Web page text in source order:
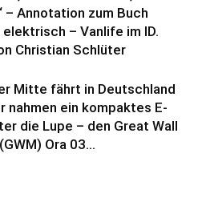
– Annotation zum Buch
elektrisch – Vanlife im ID.
Christian Schlüter
Mitte fährt in Deutschland
nahmen ein kompaktes E-
die Lupe – den Great Wall
Ora 03...